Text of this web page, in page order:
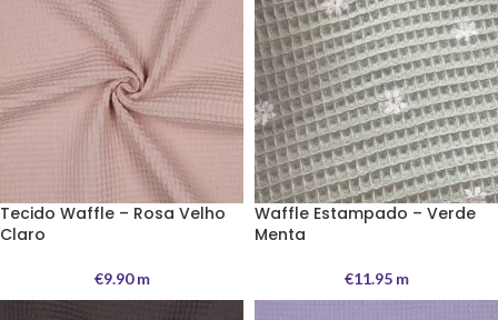
Tecido Waffle – Rosa Velho
Claro
€9.90m
Waffle Estampado – Verde
Menta
€11.95m